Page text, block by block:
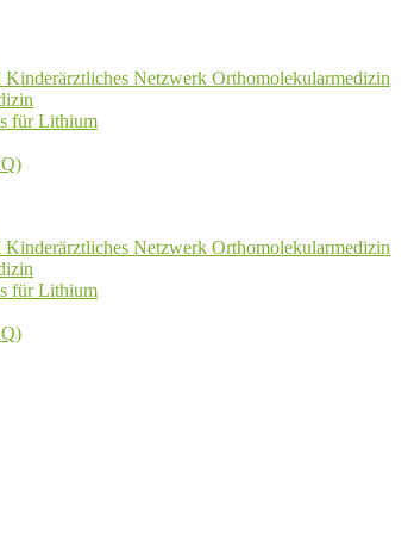
Netzwerk Orthomolekularmedizin
für Lithium
Netzwerk Orthomolekularmedizin
für Lithium